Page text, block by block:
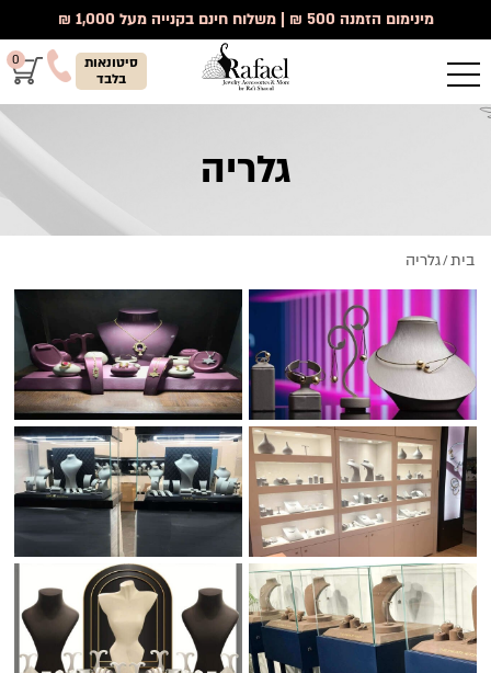
מינימום הזמנה 500 ₪ | משלוח חינם בקנייה מעל 1,000 ₪
0
סיטונאות
בלבד
גלריה
בית/גלריה